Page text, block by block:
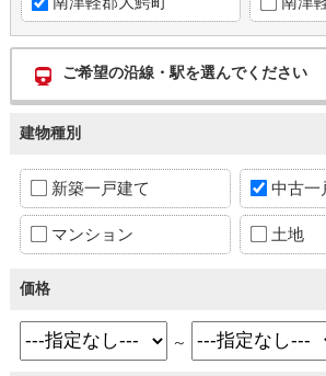
ご希望の沿線・駅を選んでください
建物種別
新築一戸建て 中古一
マンション 土地
価格
～